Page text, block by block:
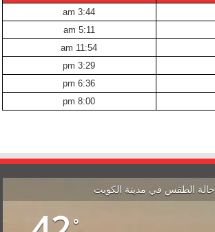
3:44 am
5:11 am
11:54 am
3:29 pm
6:36 pm
8:00 pm
حالة الطقس في مدينة الكويت
°